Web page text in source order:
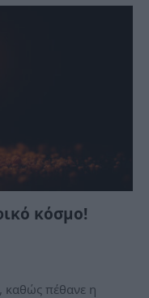
κόσμο!
καθώς πέθανε η